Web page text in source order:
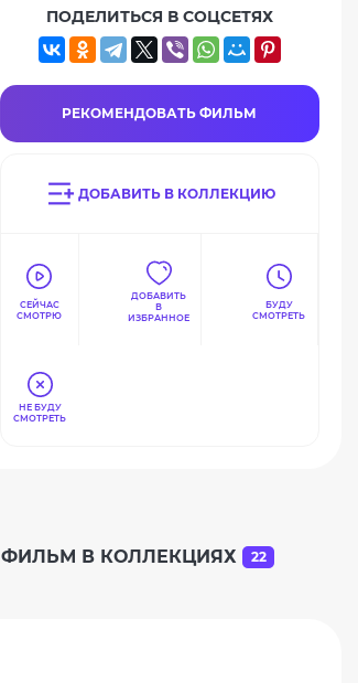
ПОДЕЛИТЬСЯ В СОЦСЕТЯХ
РЕКОМЕНДОВАТЬ ФИЛЬМ
ДОБАВИТЬ В КОЛЛЕКЦИЮ
СЕЙЧАС
СМОТРЮ
ДОБАВИТЬ
В
ИЗБРАННОЕ
БУДУ
СМОТРЕТЬ
НЕ БУДУ
СМОТРЕТЬ
ФИЛЬМ В КОЛЛЕКЦИЯХ 22